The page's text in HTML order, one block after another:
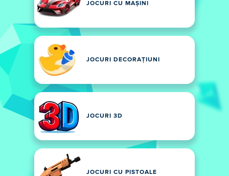
JOCURI CU MAȘINI
JOCURI DECORAȚIUNI
JOCURI 3D
JOCURI CU PISTOALE